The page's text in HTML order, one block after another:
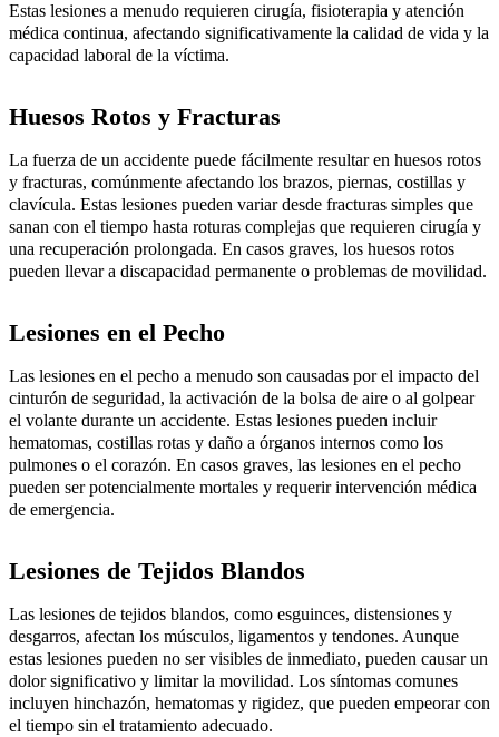
Estas lesiones a menudo requieren cirugía, fisioterapia y atención
médica continua, afectando significativamente la calidad de vida y la
capacidad laboral de la víctima.
Huesos Rotos y Fracturas
La fuerza de un accidente puede fácilmente resultar en huesos rotos
y fracturas, comúnmente afectando los brazos, piernas, costillas y
clavícula. Estas lesiones pueden variar desde fracturas simples que
sanan con el tiempo hasta roturas complejas que requieren cirugía y
una recuperación prolongada. En casos graves, los huesos rotos
pueden llevar a discapacidad permanente o problemas de movilidad.
Lesiones en el Pecho
Las lesiones en el pecho a menudo son causadas por el impacto del
cinturón de seguridad, la activación de la bolsa de aire o al golpear
el volante durante un accidente. Estas lesiones pueden incluir
hematomas, costillas rotas y daño a órganos internos como los
pulmones o el corazón. En casos graves, las lesiones en el pecho
pueden ser potencialmente mortales y requerir intervención médica
de emergencia.
Lesiones de Tejidos Blandos
Las lesiones de tejidos blandos, como esguinces, distensiones y
desgarros, afectan los músculos, ligamentos y tendones. Aunque
estas lesiones pueden no ser visibles de inmediato, pueden causar un
dolor significativo y limitar la movilidad. Los síntomas comunes
incluyen hinchazón, hematomas y rigidez, que pueden empeorar con
el tiempo sin el tratamiento adecuado.